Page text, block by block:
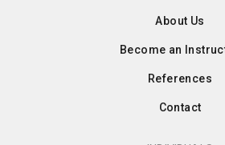
About Us
Become an
References
Contact